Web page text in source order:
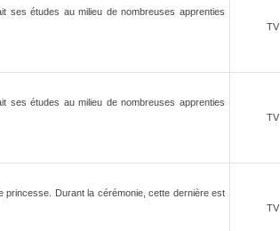
ses études au milieu de nombreuses apprenties
TV
ses études au milieu de nombreuses apprenties
TV
princesse. Durant la cérémonie, cette dernière est
TV